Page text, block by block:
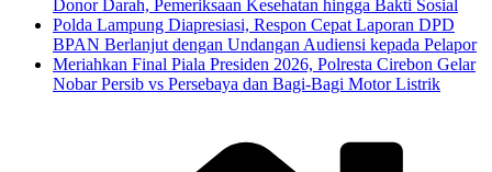
Donor Darah, Pemeriksaan Kesehatan hingga Bakti Sosial
Polda Lampung Diapresiasi, Respon Cepat Laporan DPD
BPAN Berlanjut dengan Undangan Audiensi kepada Pelapor
Meriahkan Final Piala Presiden 2026, Polresta Cirebon Gelar
Nobar Persib vs Persebaya dan Bagi-Bagi Motor Listrik